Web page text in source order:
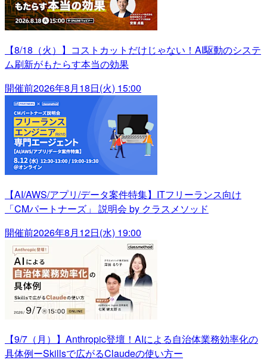
【8/18（火）】コストカットだけじゃない！AI駆動のシステ
ム刷新がもたらす本当の効果
開催前2026年8月18日(火) 15:00
【AI/AWS/アプリ/データ案件特集】ITフリーランス向け
「CMパートナーズ」 説明会 by クラスメソッド
開催前2026年8月12日(水) 19:00
【9/7（月）】Anthropic登壇！AIによる自治体業務効率化の
具体例ーSkillsで広がるClaudeの使い方ー